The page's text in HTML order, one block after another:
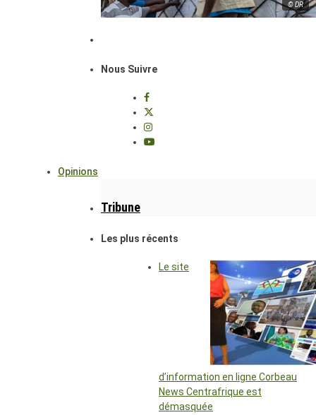
© DR
Nous Suivre
Opinions
Tribune
Les plus récents
Le site
d’information en ligne Corbeau
News Centrafrique est
démasquée